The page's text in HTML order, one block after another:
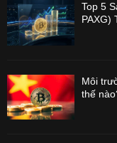
Top 5
PAXG)
Môi
thế